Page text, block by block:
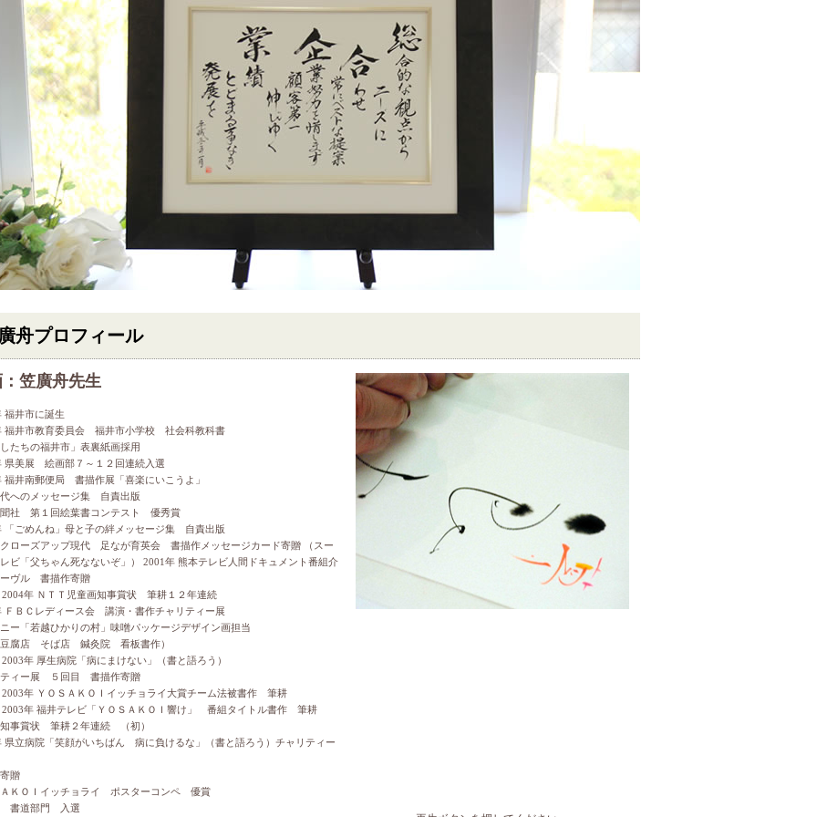
舟プロフィール
笠廣舟先生
福井市に誕生
福井市教育委員会 福井市小学校 社会科教科書
たちの福井市」表裏紙画採用
県美展 絵画部７～１２回連続入選
福井南郵便局 書描作展「喜楽にいこうよ」
へのメッセージ集 自責出版
聞社 第１回絵葉書コンテスト 優秀賞
「ごめんね」母と子の絆メッセージ集 自責出版
ローズアップ現代 足なが育英会 書描作メッセージカード寄贈 （スー
ビ「父ちゃん死なないぞ」） 2001年 熊本テレビ人間ドキュメント番組介
ヴル 書描作寄贈
2004年 ＮＴＴ児童画知事賞状 筆耕１２年連続
ＦＢＣレディース会 講演・書作チャリティー展
ー「若越ひかりの村」味噌パッケージデザイン画担当
豆腐店 そば店 鍼灸院 看板書作）
年 厚生病院「病にまけない」（書と語ろう）
ティー展 ５回目 書描作寄贈
2003年 ＹＯＳＡＫＯＩイッチョライ大賞チーム法被書作 筆耕
2003年 福井テレビ「ＹＯＳＡＫＯＩ響け」 番組タイトル書作 筆耕
事賞状 筆耕２年連続 （初）
県立病院「笑顔がいちばん 病に負けるな」（書と語ろう）チャリティー
贈
ＫＯＩイッチョライ ポスターコンペ 優賞
書道部門 入選